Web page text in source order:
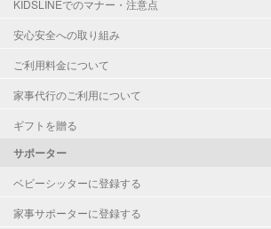
KIDSLINEでのマナー・注意点
安心安全への取り組み
ご利用料金について
家事代行のご利用について
ギフトを贈る
サポーター
ベビーシッターに登録する
家事サポーターに登録する